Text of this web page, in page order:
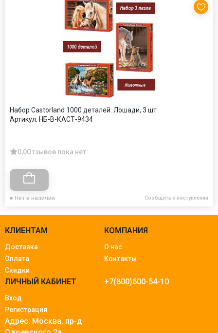
Набор Castorland 1000 деталей: Лошади, 3 шт
Артикул: НБ-В-КАСТ-9434
0,0Отзывов пока нет
Нет в наличии Сообщить о поступлении
КЛИЕНТАМ
Доставка
Оплата
Скидки
КОМПАНИЯ
О нас
Контакты
ЛИЧНЫЙ КАБИНЕТ
Вход
Регистрация
+7(800)600-54-10
Адрес: Москва. пр-д